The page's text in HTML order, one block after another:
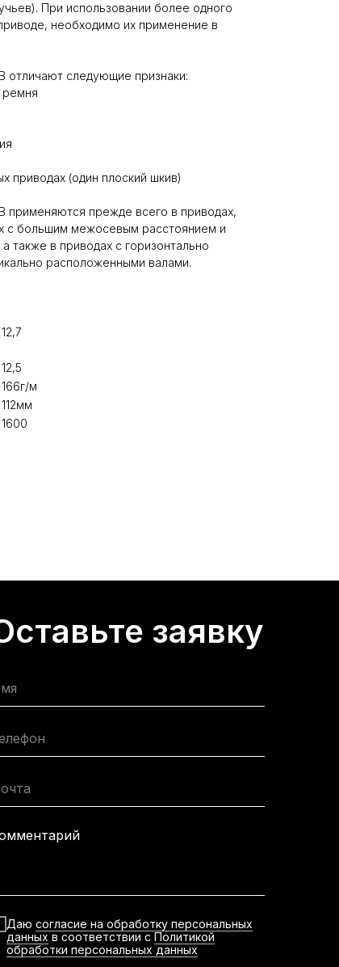
При использовании более одного
необходимо их применение в
отличают следующие признаки:
ремня
приводах (один плоский шкив)
применяются прежде всего в приводах,
с большим межосевым расстоянием и
также в приводах с горизонтально
расположенными валами.
12,7
12,5
166г/м
112мм
1600
заявку
Даю согласие на обработку персональных
данных в соответствии с Политикой
обработки персональных данных